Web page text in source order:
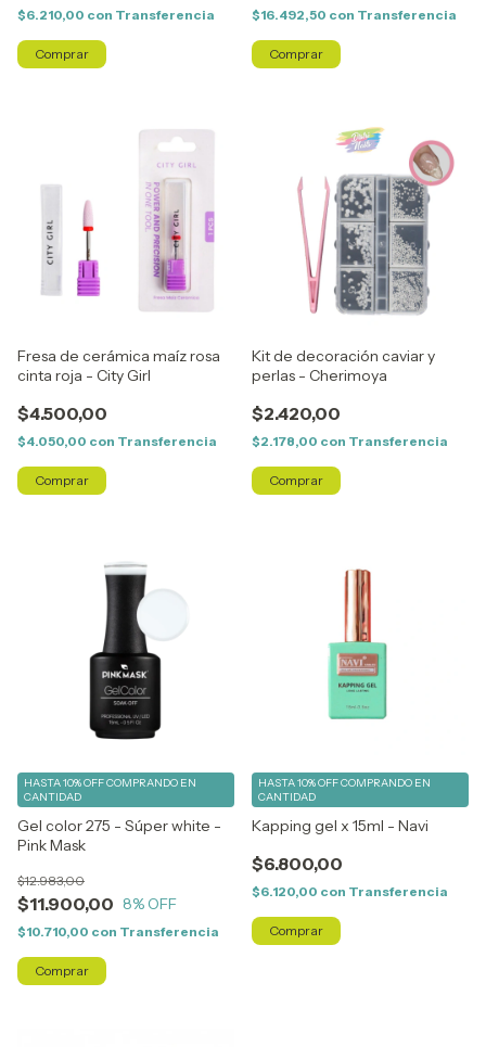
$6.210,00 con Transferencia $16.492,50 con Transferencia
Fresa de cerámica maíz rosa
cinta roja - City Girl
$4.500,00
$4.050,00 con Transferencia
Kit de decoración caviar y
perlas - Cherimoya
$2.420,00
$2.178,00 con Transferencia
Gel color 275 - Súper white -
Pink Mask
$11.900,00
$12.983,00
8% OFF
HASTA 10% OFFCOMPRANDO EN
CANTIDAD
$10.710,00 con Transferencia
Kapping gel x 15ml - Navi
$6.800,00
HASTA 10% OFFCOMPRANDO EN
CANTIDAD
$6.120,00 con Transferencia